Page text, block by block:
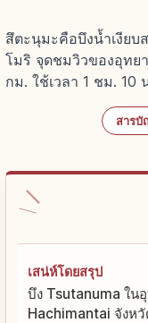
สึตะนุมะคือบึงน้ำเงียบ
โมริ จุดชมวิวของอุทย
กม. ใช้เวลา 1 ชม. 10
สารบั
เสน่ห์โดยสรุป
บึง Tsutanuma ใน
Hachimantai จังห